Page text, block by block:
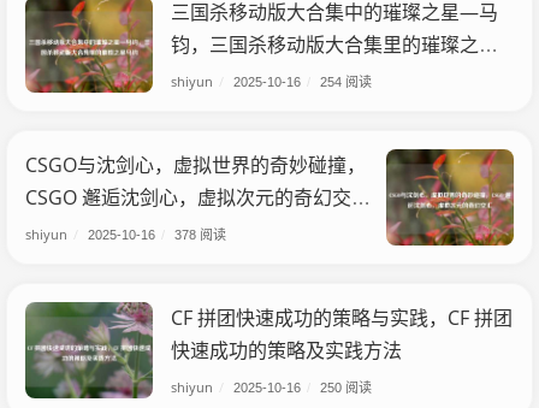
三国杀移动版大合集中的璀璨之星—马
钧，三国杀移动版大合集里的璀璨之星
马钧
shiyun 2025-10-16 254 阅读
CSGO与沈剑心，虚拟世界的奇妙碰撞，
CSGO 邂逅沈剑心，虚拟次元的奇幻交
汇
shiyun 2025-10-16 378 阅读
CF 拼团快速成功的策略与实践，CF 拼团
快速成功的策略及实践方法
shiyun 2025-10-16 250 阅读